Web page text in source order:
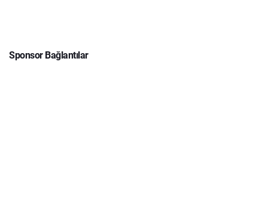
Sponsor Bağlantılar